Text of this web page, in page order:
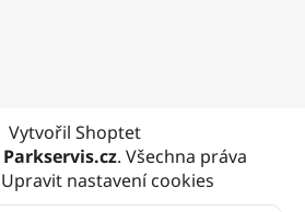
Vytvořil Shoptet
Parkservis.cz. Všechna práva
Upravit nastavení cookies